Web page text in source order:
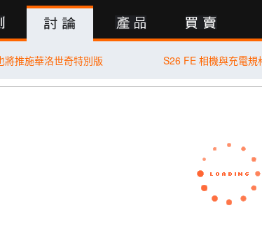
行動版
將推施華洛世奇特別版 S26 FE 相機與充電規